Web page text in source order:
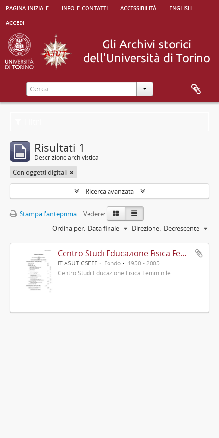
pagina iniziale info e contatti accessibilità
english
accedi
Risultati 1
Descrizione archivistica
Con oggetti digitali
Ricerca avanzata
Stampa l'anteprima
Vedere:
Ordina per: Data finale Direzione: Decrescente
Centro Studi Educazione Fisica Femminile - CSEFF
IT ASUT CSEFF Fondo
1950 - 2005
Centro Studi Educazione Fisica Femminile